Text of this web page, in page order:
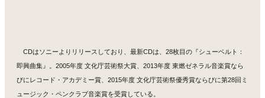
CDはソニーよりリリースしており、最新CDは、28枚目の『シューベルト：
即興曲集』。2005年度 文化庁芸術祭大賞、2013年度 東燃ゼネラル音楽賞なら
びにレコード・アカデミー賞、2015年度 文化庁芸術祭優秀賞ならびに第28回ミ
ュージック・ペンクラブ音楽賞を受賞している。